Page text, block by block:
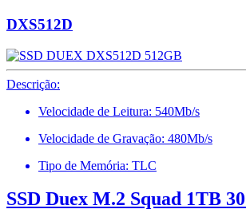
DXS512D
Descrição:
Velocidade de Leitura: 540Mb/s
Velocidade de Gravação: 480Mb/s
Tipo de Memória: TLC
SSD Duex M.2 Squad 1TB